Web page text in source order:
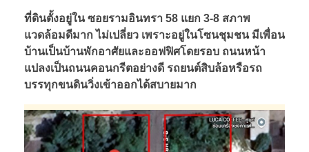
น
ท
ร
า
ที่ดินตั้งอยู่ใน ซอยรามอินทรา 58 แยก 3-8 สภาพ
แวดล้อมดีมาก ไม่เปลี่ยว เพราะอยู่ในโซนชุมชน มีเพื่อน
บ้านเป็นบ้านพักอาศัยและออฟฟิศโดยรอบ ถนนหน้า
แปลงเป็นถนนคอนกรีตอย่างดี รถยนต์สิบล้อหรือรถ
บรรทุกขนดินวิ่งเข้าออกได้สบายมาก